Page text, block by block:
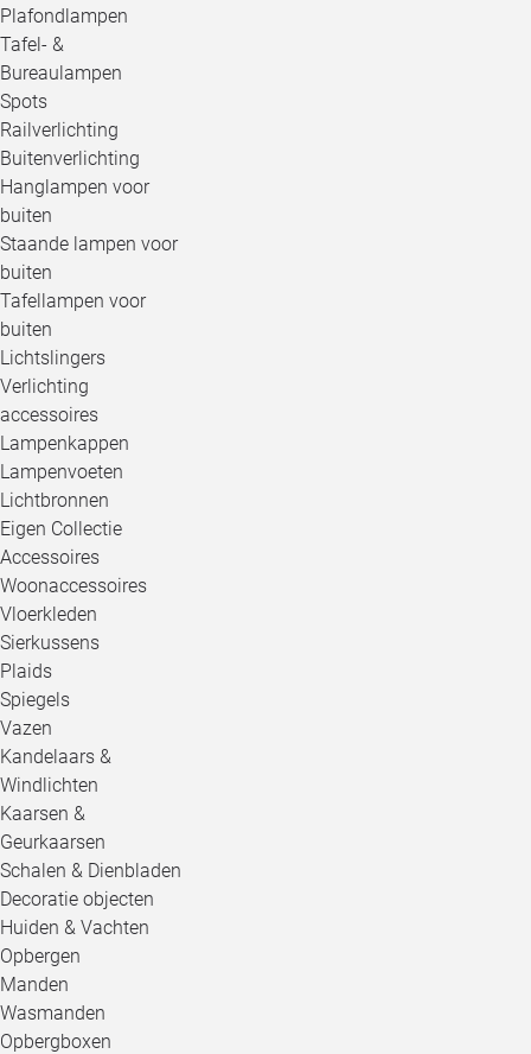
Plafondlampen
Tafel- &
Bureaulampen
Spots
Railverlichting
Buitenverlichting
Hanglampen voor
buiten
Staande lampen voor
buiten
Tafellampen voor
buiten
Lichtslingers
Verlichting
accessoires
Lampenkappen
Lampenvoeten
Lichtbronnen
Eigen Collectie
Accessoires
Woonaccessoires
Vloerkleden
Sierkussens
Plaids
Spiegels
Vazen
Kandelaars &
Windlichten
Kaarsen &
Geurkaarsen
Schalen & Dienbladen
Decoratie objecten
Huiden & Vachten
Opbergen
Manden
Wasmanden
Opbergboxen